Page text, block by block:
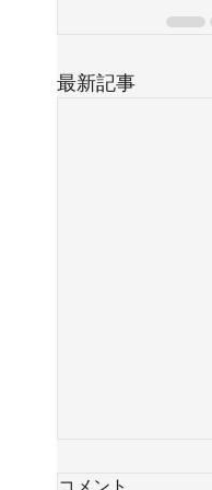
最新記事